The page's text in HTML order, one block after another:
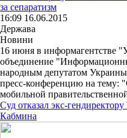
за сепаратизм
16:09 16.06.2015
Держава
Новини
16 июня в информагентстве
объединение
народным депутатом
пресс-конференцию на тему:
мобильной
Суд отказал экс-
Кабмина